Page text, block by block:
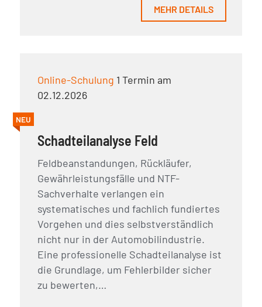
MEHR DETAILS
Online-Schulung 1 Termin am
02.12.2026
NEU
Schadteilanalyse Feld
Feldbeanstandungen, Rückläufer,
Gewährleistungsfälle und NTF-
Sachverhalte verlangen ein
systematisches und fachlich fundiertes
Vorgehen und dies selbstverständlich
nicht nur in der Automobilindustrie.
Eine professionelle Schadteilanalyse ist
die Grundlage, um Fehlerbilder sicher
zu bewerten,…